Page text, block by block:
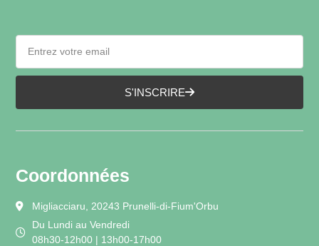
S'INSCRIRE
Coordonnées
Migliacciaru, 20243 Prunelli-di-Fium'Orbu
Du Lundi au Vendredi
08h30-12h00 | 13h00-17h00